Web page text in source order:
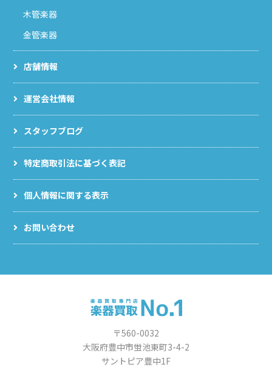
木管楽器
金管楽器
店舗情報
運営会社情報
スタッフブログ
特定商取引法に基づく表記
個人情報に関する表示
お問い合わせ
〒560-0032
大阪府豊中市蛍池東町3-4-2
サントピア豊中1F